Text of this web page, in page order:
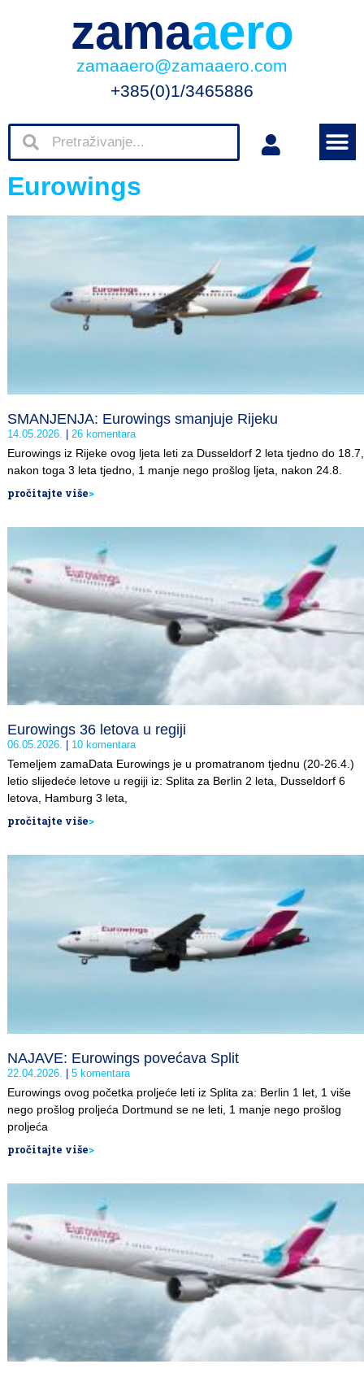
zamaaero
zamaaero@zamaaero.com
+385(0)1/3465886
Eurowings
SMANJENJA: Eurowings smanjuje Rijeku
14.05.2026. 26 komentara
Eurowings iz Rijeke ovog ljeta leti za Dusseldorf 2 leta tjedno do 18.7,
nakon toga 3 leta tjedno, 1 manje nego prošlog ljeta, nakon 24.8.
pročitajte više>
Eurowings 36 letova u regiji
06.05.2026. 10 komentara
Temeljem zamaData Eurowings je u promatranom tjednu (20-26.4.)
letio slijedeće letove u regiji iz: Splita za Berlin 2 leta, Dusseldorf 6
letova, Hamburg 3 leta,
pročitajte više>
NAJAVE: Eurowings povećava Split
22.04.2026. 5 komentara
Eurowings ovog početka proljeće leti iz Splita za: Berlin 1 let, 1 više
nego prošlog proljeća Dortmund se ne leti, 1 manje nego prošlog
proljeća
pročitajte više>